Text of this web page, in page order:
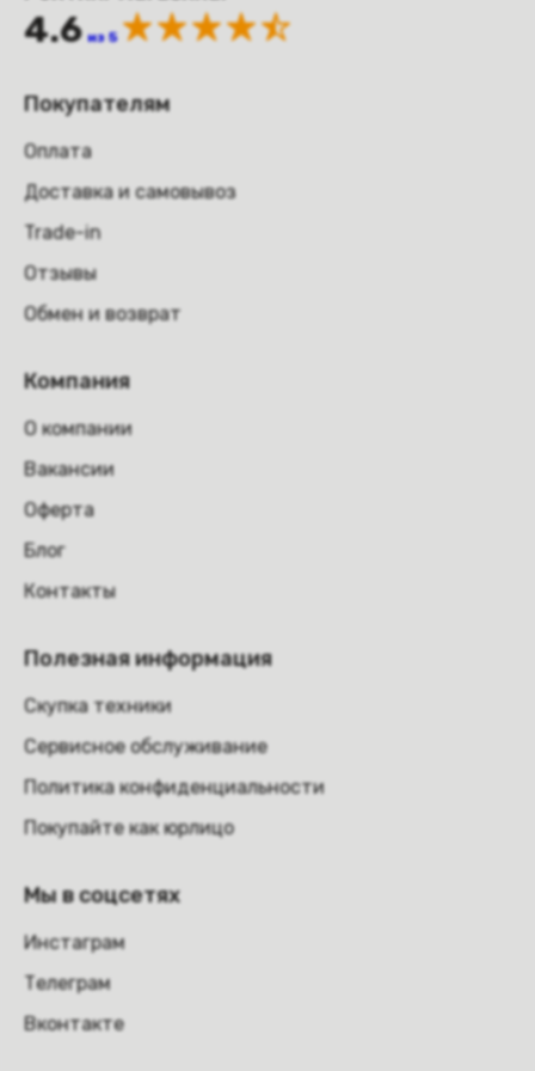
4.6 из 5
Покупателям
Оплата
Доставка и самовывоз
Trade-in
Отзывы
Обмен и возврат
Компания
О компании
Вакансии
Оферта
Блог
Контакты
Полезная информация
Скупка техники
Сервисное обслуживание
Политика конфиденциальности
Покупайте как юрлицо
Мы в соцсетях
Инстаграм
Телеграм
Вконтакте